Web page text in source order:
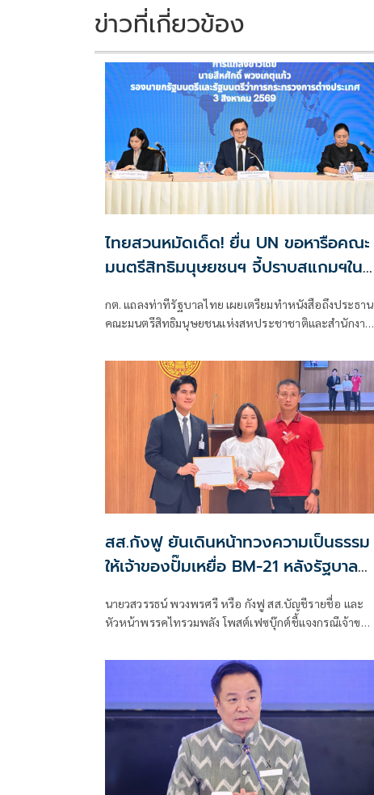
k k
ข่าวที่เกี่ยวข้อง
ไทยสวนหมัดเด็ด! ยื่น UN ขอหารือคณะ
มนตรีสิทธิมนุษยชนฯ จี้ปราบสแกมฯใน
กัมพูชา โต้ยิบรายงาน 'ทอม แอนดรูว์ส'
กต. แถลงท่าทีรัฐบาลไทย เผยเตรียมทำหนังสือถึงประธาน
คณะมนตรีสิทธิมนุษยชนแห่งสหประชาชาติและสำนักงาน
ดรูส์” เสนอรายงานพิเศษพาดพิงประเทศไทย มีหลาย
ประเด็นที่ไม่เห็นด้วย ชี้กระทบความเป็นกลาง -เที่ยงธรรม
สส.กังฟู ยันเดินหน้าทวงความเป็นธรรม
ให้เจ้าของปั๊มเหยื่อ BM-21 หลังรัฐบาล
นายวสวรรธน์ พวงพรศรี หรือ กังฟู สส.บัญชีรายชื่อ และ
หัวหน้าพรรคไทรวมพลัง โพสต์เฟซบุ๊กต์ชี้แจงกรณีเจ้าของ
ศรีสะเกษ ที่เสียหายจากจรวด BM-21 ของกัมพูชา ออกมา
ร้องเรียนว่ายังไม่ได้รับเงินเยียวจากภาครัฐ ก่อนที่นางสาว
รัชดา ธนาดิเรก โฆษกประจำสำนักนายกรัฐมนตรี ยืนยันว่า